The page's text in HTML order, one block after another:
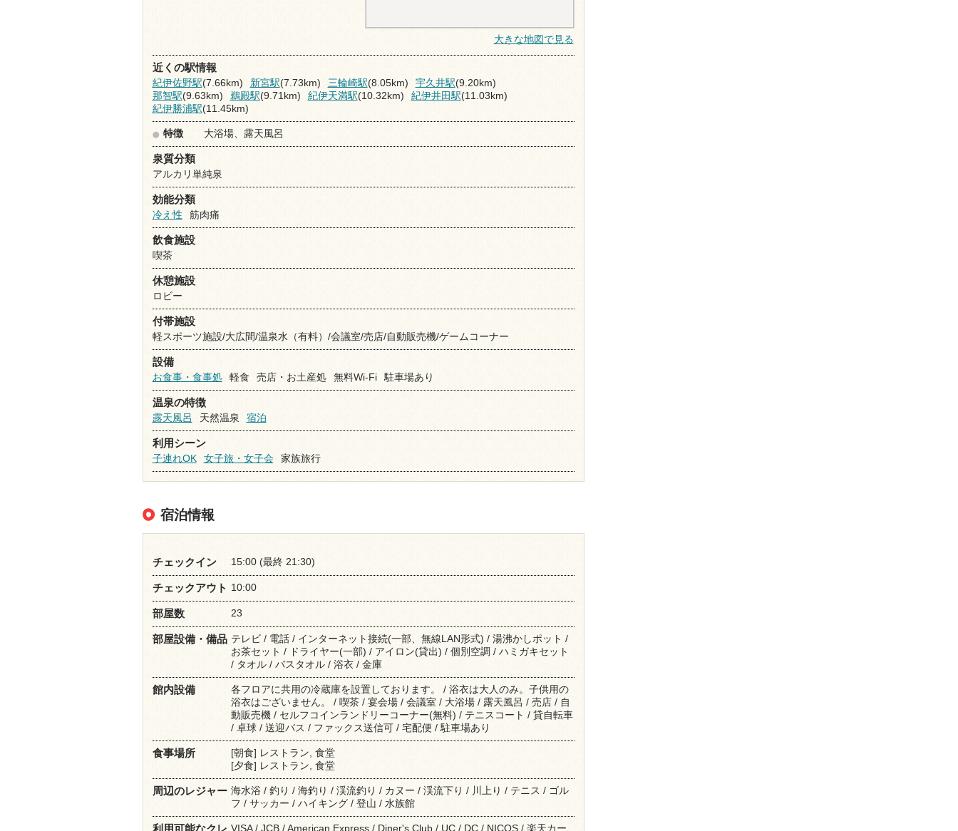
大きな地図で見る
近くの駅情報
紀伊佐野駅(7.66km) 新宮駅(7.73km) 三輪崎駅(8.05km) 宇久井駅(9.20km)
那智駅(9.63km) 鵜殿駅(9.71km) 紀伊天満駅(10.32km) 紀伊井田駅(11.03km)
紀伊勝浦駅(11.45km)
特徴 大浴場、露天風呂
泉質分類
アルカリ単純泉
効能分類
冷え性
筋肉痛
飲食施設
喫茶
休憩施設
ロビー
付帯施設
軽スポーツ施設/大広間/温泉水（有料）/会議室/売店/自動販売機/ゲームコーナー
設備
お食事・食事処
軽食 売店・お土産処 無料Wi-Fi 駐車場あり
温泉の特徴
露天風呂
天然温泉 宿泊
利用シーン
子連れOK
女子旅・女子会 家族旅行
宿泊情報
チェックイン 15:00 (最終 21:30)
チェックアウト 10:00
部屋数 23
部屋設備・備品 テレビ / 電話 / インターネット接続(一部、無線LAN形式) / 湯沸かしポット /
お茶セット / ドライヤー(一部) / アイロン(貸出) / 個別空調 / ハミガキセット
/ タオル / バスタオル / 浴衣 / 金庫
館内設備
各フロアに共用の冷蔵庫を設置しております。 / 浴衣は大人のみ。子供用の
浴衣はございません。 / 喫茶 / 宴会場 / 会議室 / 大浴場 / 露天風呂 / 売店 / 自
動販売機 / セルフコインランドリーコーナー(無料) / テニスコート / 貸自転車
/ 卓球 / 送迎バス / ファックス送信可 / 宅配便 / 駐車場あり
食事場所
[朝食] レストラン, 食堂
[夕食] レストラン, 食堂
周辺のレジャー 海水浴 / 釣り / 海釣り / 渓流釣り / カヌー / 渓流下り / 川上り / テニス / ゴル
フ / サッカー / ハイキング / 登山 / 水族館
VISA / JCB / American Express / Diner's Club / UC / DC / NICOS / 楽天カー